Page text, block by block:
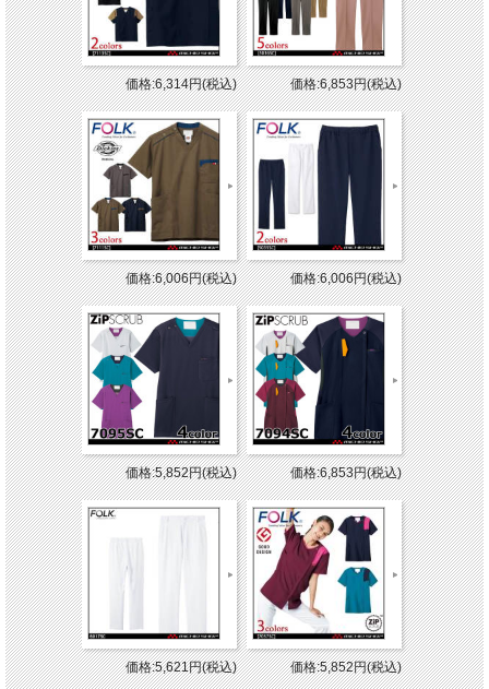
価格:6,314円(税込) 価格:6,853円(税込)
価格:6,006円(税込) 価格:6,006円(税込)
価格:5,852円(税込) 価格:6,853円(税込)
価格:5,621円(税込) 価格:5,852円(税込)